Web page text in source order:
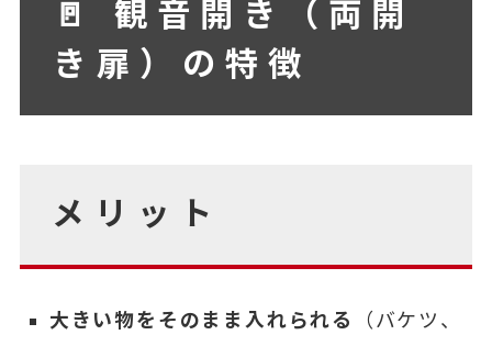
🚪 観音開き（両開
き扉）の特徴
メリット
大きい物をそのまま入れられる
（バケツ、